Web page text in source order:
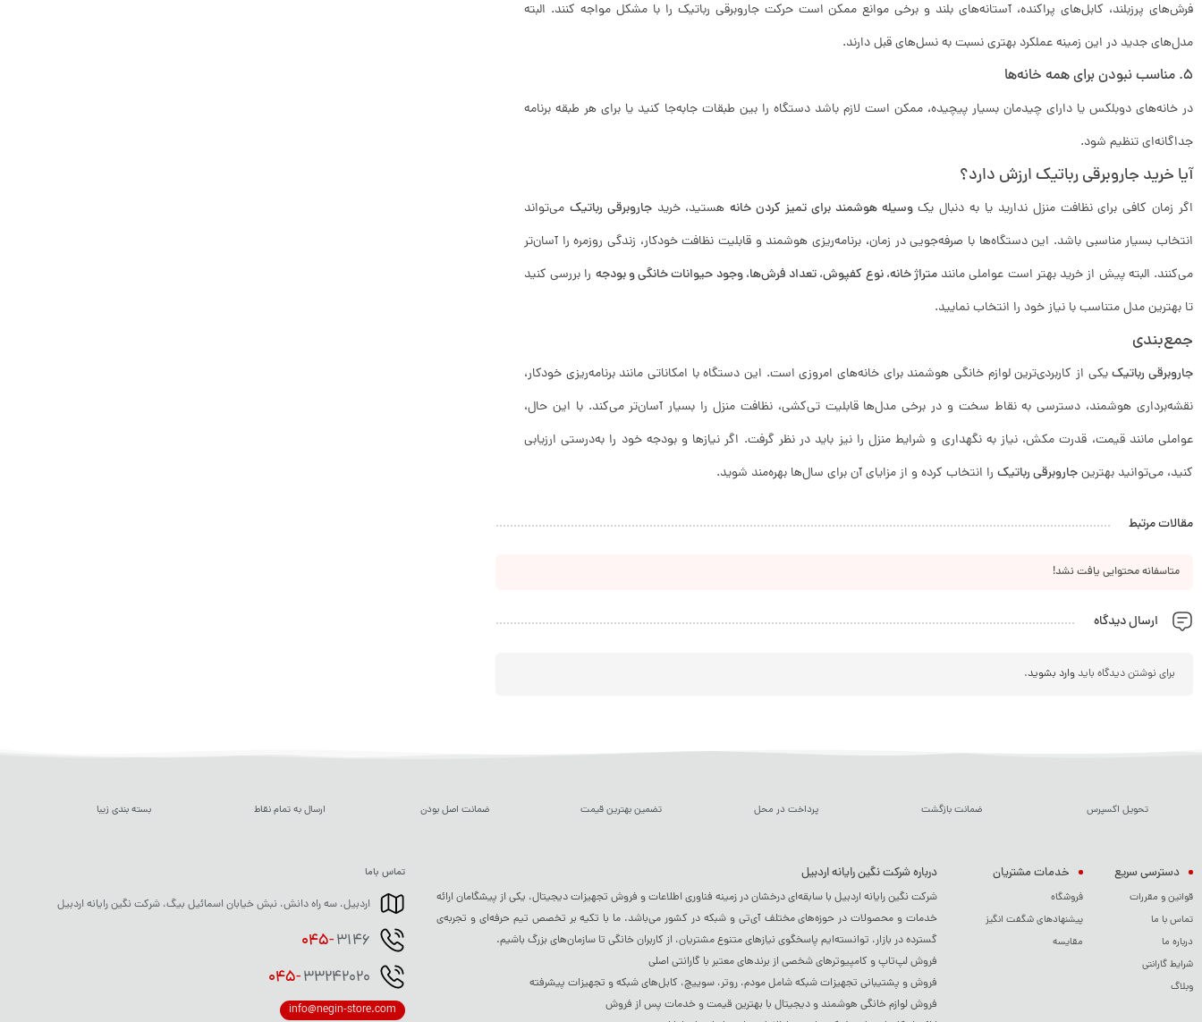
فرش‌های پرزبلند، کابل‌های پراکنده، آستانه‌های بلند و برخی موانع ممکن است حرکت جاروبرقی رباتیک را با مشکل مواجه کنند. البته
مدل‌های جدید در این زمینه عملکرد بهتری نسبت به نسل‌های قبل دارند.
5. مناسب نبودن برای همه خانه‌ها
در خانه‌های دوبلکس یا دارای چیدمان بسیار پیچیده، ممکن است لازم باشد دستگاه را بین طبقات جابه‌جا کنید یا برای هر طبقه برنامه
جداگانه‌ای تنظیم شود.
آیا خرید جاروبرقی رباتیک ارزش دارد؟
اگر زمان کافی برای نظافت منزل ندارید یا به دنبال یکوسیله هوشمند برای تمیز کردن خانههستید، خریدجاروبرقی رباتیک می‌تواند
انتخاب بسیار مناسبی باشد. این دستگاه‌ها با صرفه‌جویی در زمان، برنامه‌ریزی هوشمند و قابلیت نظافت خودکار، زندگی روزمره را آسان‌تر
می‌کنند. البته پیش از خرید بهتر است عواملی مانندمتراژ خانه، نوع کفپوش، تعداد فرش‌ها، وجود حیوانات خانگی و بودجه را بررسی کنید
تا بهترین مدل متناسب با نیاز خود را انتخاب نمایید.
جمع‌بندی
جاروبرقی رباتیکیکی از کاربردی‌ترین لوازم خانگی هوشمند برای خانه‌های امروزی است. این دستگاه با امکاناتی مانند برنامه‌ریزی خودکار،
نقشه‌برداری هوشمند، دسترسی به نقاط سخت و در برخی مدل‌ها قابلیت تی‌کشی، نظافت منزل را بسیار آسان‌تر می‌کند. با این حال،
عواملی مانند قیمت، قدرت مکش، نیاز به نگهداری و شرایط منزل را نیز باید در نظر گرفت. اگر نیازها و بودجه خود را به‌درستی ارزیابی
کنید، می‌توانید بهترینجاروبرقی رباتیک را انتخاب کرده و از مزایای آن برای سال‌ها بهره‌مند شوید.
مقالات مرتبط
متاسفانه محتوایی یافت نشد!
ارسال دیدگاه
برای نوشتن دیدگاه بایدوارد بشوید.
تحویل اکسپرس ضمانت بازگشت پرداخت در محل تضمین بهترین قیمت ضمانت اصل بودن ارسال به تمام نقاط بسته بندی زیبا
دسترسی سریع
قوانین و مقررات
تماس با ما
درباره ما
شرایط گارانتی
وبلاگ
خدمات مشتریان
فروشگاه
پیشنهادهای شگفت انگیز
مقایسه
درباره شرکت نگین رایانه اردبیل
شرکت نگین رایانه اردبیل با سابقه‌ای درخشان در زمینه فناوری اطلاعات و فروش تجهیزات دیجیتال، یکی از پیشگامان ارائه
خدمات و محصولات در حوزه‌های مختلف آی‌تی و شبکه در کشور می‌باشد. ما با تکیه بر تخصص تیم حرفه‌ای و تجربه‌ی
گسترده در بازار، توانسته‌ایم پاسخگوی نیازهای متنوع مشتریان، از کاربران خانگی تا سازمان‌های بزرگ باشیم.
فروش لپ‌تاپ و کامپیوترهای شخصی از برندهای معتبر با گارانتی اصلی
فروش و پشتیبانی تجهیزات شبکه شامل مودم، روتر، سوییچ، کابل‌های شبکه و تجهیزات پیشرفته
فروش لوازم خانگی هوشمند و دیجیتال با بهترین قیمت و خدمات پس از فروش
تماس باما
اردبیل، سه راه دانش، نبش خیابان اسمائیل بیگ، شرکت نگین رایانه اردبیل
045-3146
045-33242020
info@negin-store.com